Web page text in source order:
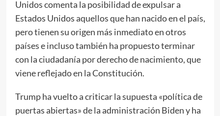
Unidos comenta la posibilidad de expulsar a
Estados Unidos aquellos que han nacido en el país,
pero tienen su origen más inmediato en otros
países e incluso también ha propuesto terminar
con la ciudadanía por derecho de nacimiento, que
viene reflejado en la Constitución.
Trump ha vuelto a criticar la supuesta «política de
puertas abiertas» de la administración Biden y ha